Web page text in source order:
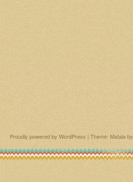
Proudly powered by WordPress | Theme: Matala by